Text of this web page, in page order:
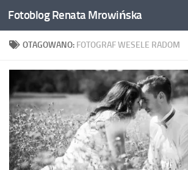
Przeskocz do treści
Fotoblog Renata Mrowińska
OTAGOWANO: FOTOGRAF WESELE RADOM